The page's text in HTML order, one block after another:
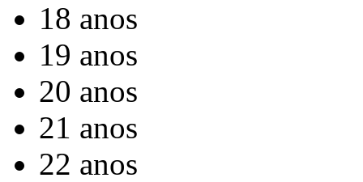
18 anos
19 anos
20 anos
21 anos
22 anos